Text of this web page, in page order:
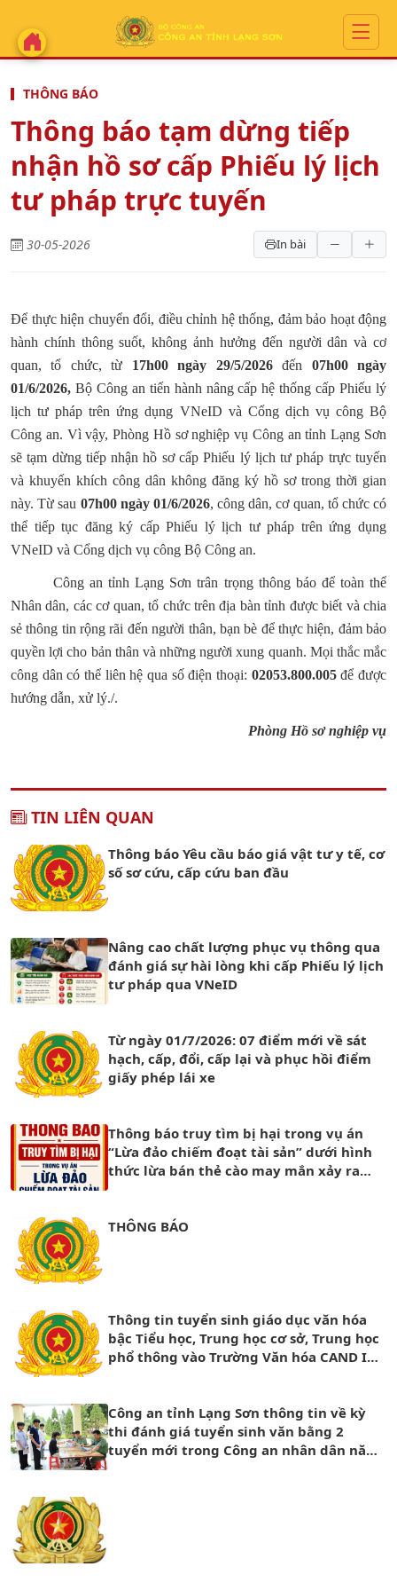
THÔNG BÁO
Thông báo tạm dừng tiếp
nhận hồ sơ cấp Phiếu lý lịch
tư pháp trực tuyến
30-05-2026 In bài
Để thực hiện chuyển đổi, điều chỉnh hệ thống, đảm bảo hoạt động
hành chính thông suốt, không ảnh hưởng đến người dân và cơ
quan, tổ chức, từ 17h00 ngày 29/5/2026đến 07h00 ngày
01/6/2026, Bộ Công an tiến hành nâng cấp hệ thống cấp Phiếu lý
lịch tư pháp trên ứng dụng VNeID và Cổng dịch vụ công Bộ
Công an. Vì vậy, Phòng Hồ sơ nghiệp vụ Công an tỉnh Lạng Sơn
sẽ tạm dừng tiếp nhận hồ sơ cấp Phiếu lý lịch tư pháp trực tuyến
và khuyến khích công dân không đăng ký hồ sơ trong thời gian
này. Từ sau 07h00 ngày 01/6/2026, công dân, cơ quan, tổ chức có
thể tiếp tục đăng ký cấp Phiếu lý lịch tư pháp trên ứng dụng
VNeID và Cổng dịch vụ công Bộ Công an.
Công an tỉnh Lạng Sơn trân trọng thông báo để toàn thể
Nhân dân, các cơ quan, tổ chức trên địa bàn tỉnh được biết và chia
sẻ thông tin rộng rãi đến người thân, bạn bè để thực hiện, đảm bảo
quyền lợi cho bản thân và những người xung quanh. Mọi thắc mắc
công dân có thể liên hệ qua số điện thoại: 02053.800.005để được
hướng dẫn, xử lý./.
Phòng Hồ sơ nghiệp vụ
TIN LIÊN QUAN
Thông báo Yêu cầu báo giá vật tư y tế, cơ
số sơ cứu, cấp cứu ban đầu
Nâng cao chất lượng phục vụ thông qua
đánh giá sự hài lòng khi cấp Phiếu lý lịch
tư pháp qua VNeID
Từ ngày 01/7/2026: 07 điểm mới về sát
hạch, cấp, đổi, cấp lại và phục hồi điểm
giấy phép lái xe
Thông báo truy tìm bị hại trong vụ án
“Lừa đảo chiếm đoạt tài sản” dưới hình
thức lừa bán thẻ cào may mắn xảy ra
THÔNG BÁO
Thông tin tuyển sinh giáo dục văn hóa
bậc Tiểu học, Trung học cơ sở, Trung học
phổ thông vào Trường Văn hóa CAND I
Công an tỉnh Lạng Sơn thông tin về kỳ
thi đánh giá tuyển sinh văn bằng 2
tuyển mới trong Công an nhân dân năm